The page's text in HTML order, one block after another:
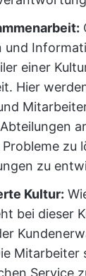
und
einer
Hier
zu
zu
Kultur:
bei dieser
Mitarbeiter
Service